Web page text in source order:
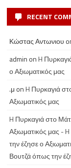
RECENT
Κώστας Αντωνιου
admin onH
ο Αξιωματικός μας
.μ onH Πυρκαγιά
Αξιωματικός μας
H Πυρκαγιά στο
Αξιωματικός μας -
την έζησε ο
Βουτζά όπως την